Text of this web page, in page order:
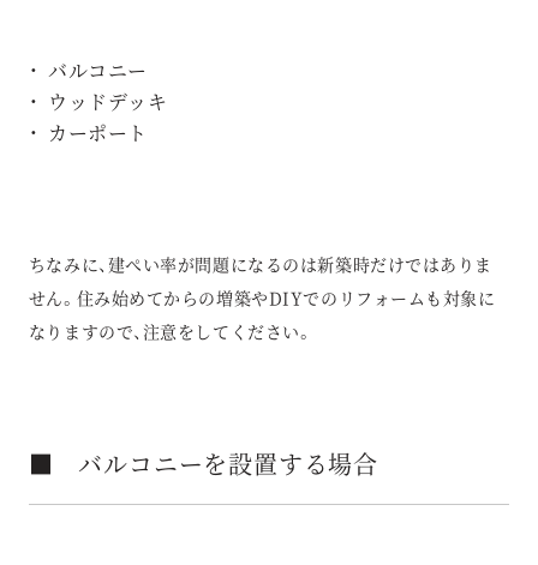
バルコニー
ウッドデッキ
カーポート
ちなみに、建ぺい率が問題になるのは新築時だけではありま
せん。住み始めてからの増築やDIYでのリフォームも対象に
なりますので、注意をしてください。
■ バルコニーを設置する場合